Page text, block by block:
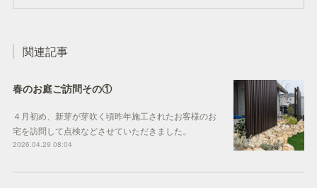
関連記事
春のお庭ご訪問その①
４月初め、新芽が芽吹く頃昨年施工されたお客様のお
宅を訪問して点検などさせていただきました。
2026.04.29 08:04